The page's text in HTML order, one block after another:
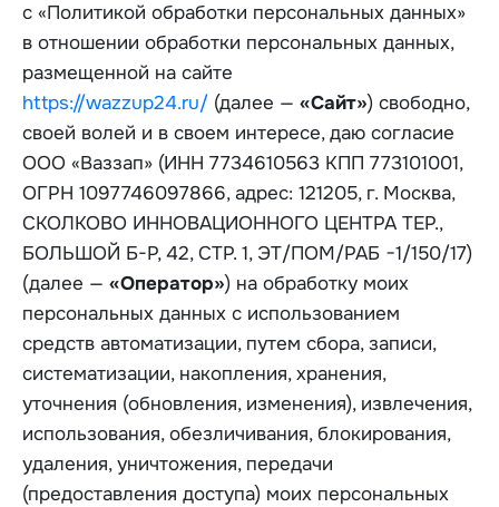
с «Политикой обработки персональных данных»
в отношении обработки персональных данных,
размещенной на сайте
https://wazzup24.ru/ (далее — «Сайт») свободно,
своей волей и в своем интересе, даю согласие
ООО «Ваззап» (ИНН 7734610563 КПП 773101001,
ОГРН 1097746097866, адрес: 121205, г. Москва,
СКОЛКОВО ИННОВАЦИОННОГО ЦЕНТРА ТЕР.,
БОЛЬШОЙ Б-Р, 42, СТР. 1, ЭТ/ПОМ/РАБ −1/150/17)
(далее — «Оператор») на обработку моих
персональных данных с использованием
средств автоматизации, путем сбора, записи,
систематизации, накопления, хранения,
уточнения (обновления, изменения), извлечения,
использования, обезличивания, блокирования,
удаления, уничтожения, передачи
(предоставления доступа) моих персональных